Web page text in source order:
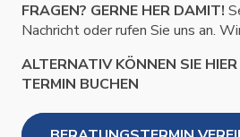
FRAGEN? GERNE HER DAMIT!
Nachricht oder rufen Sie uns an.
ALTERNATIV KÖNNEN SIE HIER
TERMIN BUCHEN